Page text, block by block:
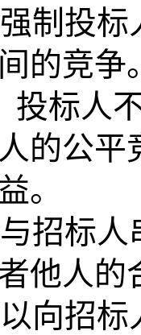
制投
的竞争
投标人
的公
。
招标
他人的
向招